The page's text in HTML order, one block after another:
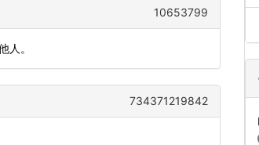
10653799
人。
734371219842